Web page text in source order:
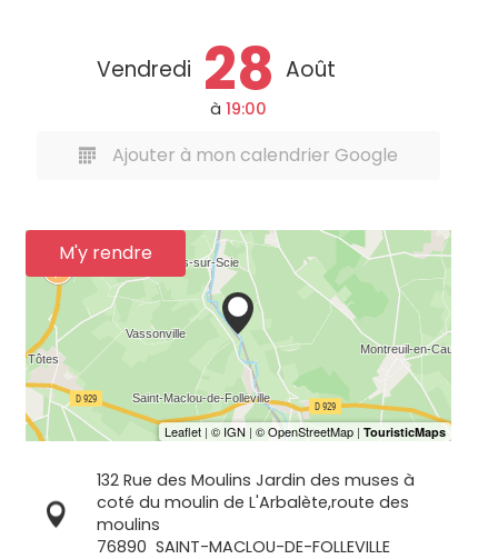
Vendredi 28 Août
à 19:00
Ajouter à mon calendrier Google
M'y rendre
132 Rue des Moulins Jardin des muses à
coté du moulin de L'Arbalète,route des
moulins
76890 SAINT-MACLOU-DE-FOLLEVILLE